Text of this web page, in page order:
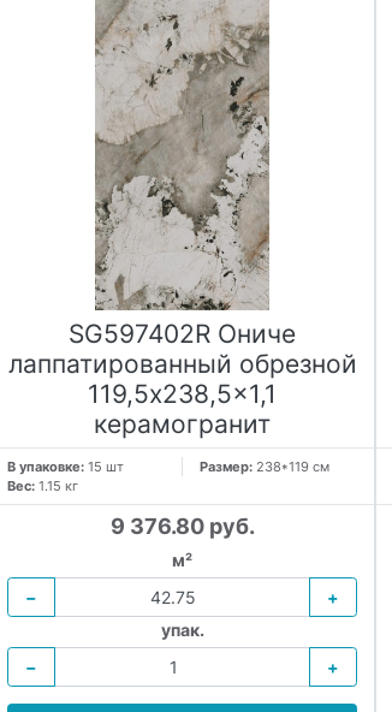
SG597402R Ониче
лаппатированный обрезной
119,5x238,5x1,1
керамогранит
В упаковке: 15 шт Размер: 238*119 см
Вес: 1.15 кг
9 376.80 руб.
м²
−
+
упак.
−
+